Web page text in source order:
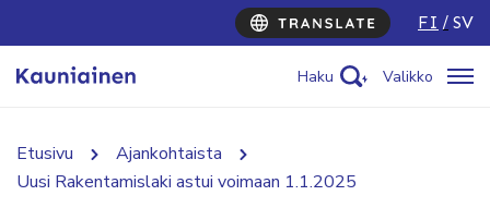
FI SV
Haku Valikko
Etusivu
Ajankohtaista
Uusi Rakentamislaki astui voimaan 1.1.2025